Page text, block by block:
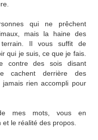
qui ne prêchent
mais la haine des
Il vous suffit de
qui je suis, ce que je fais.
contre des sois disant
cachent derrière des
rien accompli pour
mes mots, vous en
le réalité des propos.